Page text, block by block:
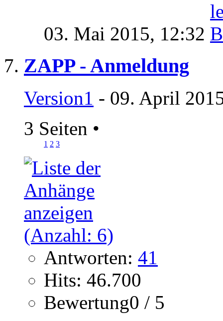
03. Mai 2015, 12:32
ZAPP - Anmeldung
Version1 - 09. April
3 Seiten •
1 2 3
Antworten: 41
Hits: 46.700
Bewertung0 / 5